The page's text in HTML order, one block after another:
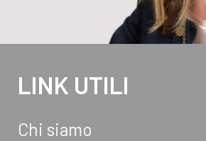
LINK UTILI
Chi siamo